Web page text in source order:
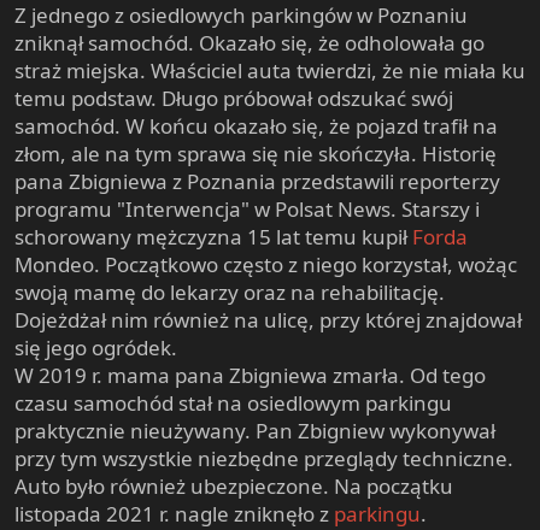
Z jednego z osiedlowych parkingów w Poznaniu
zniknął samochód. Okazało się, że odholowała go
straż miejska. Właściciel auta twierdzi, że nie miała ku
temu podstaw. Długo próbował odszukać swój
samochód. W końcu okazało się, że pojazd trafił na
złom, ale na tym sprawa się nie skończyła. Historię
pana Zbigniewa z Poznania przedstawili reporterzy
programu "Interwencja" w Polsat News. Starszy i
schorowany mężczyzna 15 lat temu kupiłForda
Mondeo. Początkowo często z niego korzystał, wożąc
swoją mamę do lekarzy oraz na rehabilitację.
Dojeżdżał nim również na ulicę, przy której znajdował
się jego ogródek.
W 2019 r. mama pana Zbigniewa zmarła. Od tego
czasu samochód stał na osiedlowym parkingu
praktycznie nieużywany. Pan Zbigniew wykonywał
przy tym wszystkie niezbędne przeglądy techniczne.
Auto było również ubezpieczone. Na początku
listopada 2021 r. nagle zniknęło z parkingu.